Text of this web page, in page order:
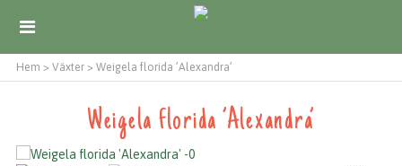
Hem > Växter > Weigela florida ’Alexandra’
Weigela florida ’Alexandra’